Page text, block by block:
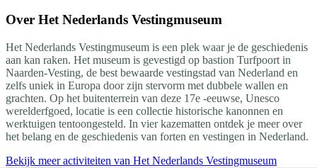
Over Het Nederlands Vestingmuseum
Het Nederlands Vestingmuseum is een plek waar je de geschiedenis
aan kan raken. Het museum is gevestigd op bastion Turfpoort in
Naarden-Vesting, de best bewaarde vestingstad van Nederland en
zelfs uniek in Europa door zijn stervorm met dubbele wallen en
grachten. Op het buitenterrein van deze 17e -eeuwse, Unesco
werelderfgoed, locatie is een collectie historische kanonnen en
werktuigen tentoongesteld. In vier kazematten ontdek je meer over
het belang en de geschiedenis van forten en vestingen in Nederland.
Bekijk meer activiteiten van Het Nederlands Vestingmuseum